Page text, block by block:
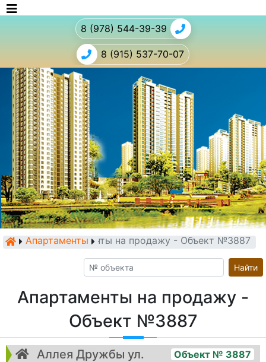
8 (978) 544-39-39
8 (915) 537-70-07
Апартаменты
Апартаменты на продажу - Объект №3887
Найти
Апартаменты на продажу -
Объект №3887
Аллея Дружбы ул. Объект № 3887